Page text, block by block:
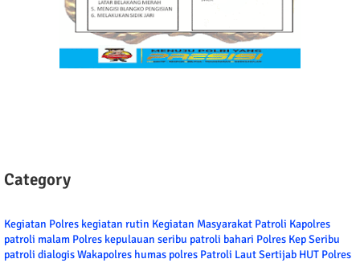
Category
Kegiatan Polres kegiatan rutin Kegiatan Masyarakat Patroli Kapolres
patroli malam Polres kepulauan seribu patroli bahari Polres Kep Seribu
patroli dialogisWakapolres humas polres Patroli LautSertijab HUT Polres